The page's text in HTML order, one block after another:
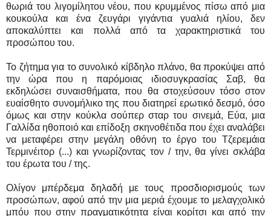
θωριά του λιγομίλητου νέου, που κρυμμένος πίσω από μια
κουκούλα και ένα ζευγάρι γιγάντια γυαλιά ηλίου, δεν
αποκαλύπτει και πολλά από τα χαρακτηριστικά του
προσώπου του.
Το ζήτημα για το συνολικό κίβδηλο πλάνο, θα προκύψει από
την ώρα που η παρόμοιας ιδιοσυγκρασίας Σαβ, θα
εκδηλώσει συναισθήματα, που θα στοχεύσουν τόσο στον
ευαίσθητο συνομήλικο της που διατηρεί ερωτικό δεσμό, όσο
όμως και στην κούκλα σούπερ σταρ του σινεμά, Εύα, μια
Γαλλίδα ηθοποιό και επίδοξη σκηνοθέτιδα που έχει αναλάβει
να μεταφέρει στην μεγάλη οθόνη το έργο του Τζερεμάια
Τερμινέιτορ (...) και γνωρίζοντας τον / την, θα γίνει σκλάβα
του έρωτα του / της.
Ολίγον μπέρδεμα δηλαδή με τους προσδιορισμούς των
προσώπων, αφού από την μια μεριά έχουμε το μελαγχολικό
μπόυ που στην πραγματικότητα είναι κορίτσι και από την